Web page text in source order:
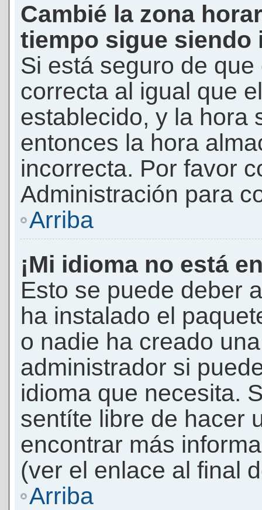
Cambié la zona
tiempo sigue siendo
Si está seguro de
correcta al igual que
establecido, y la hora
entonces la hora
incorrecta. Por favor
Administración para
Arriba
¡Mi idioma no está
Esto se puede deber
ha instalado el
o nadie ha creado
administrador si
idioma que necesita.
sentíte libre de hacer
encontrar más
(ver el enlace al final
Arriba